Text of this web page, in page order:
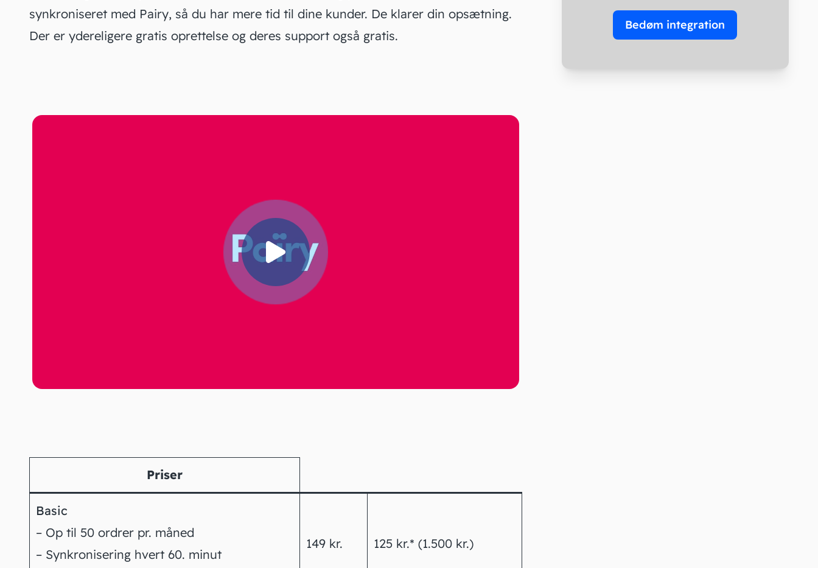
synkroniseret med Pairy, så du har mere tid til dine kunder. De klarer din opsætning.
Der er ydereligere gratis oprettelse og deres support også gratis.
Priser
Basic
– Op til 50 ordrer pr. måned
– Synkronisering hvert 60. minut
149 kr. 125 kr.* (1.500 kr.)
Bedøm integration